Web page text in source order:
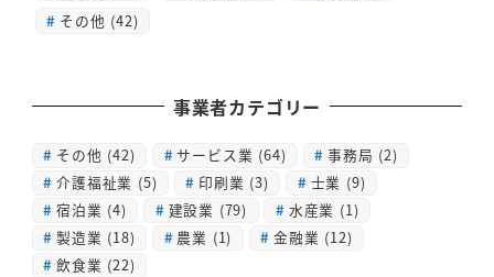
その他 (42)
事業者カテゴリー
その他 (42) サービス業 (64) 事務局 (2)
介護福祉業 (5) 印刷業 (3) 士業 (9)
宿泊業 (4) 建設業 (79) 水産業 (1)
製造業 (18) 農業 (1) 金融業 (12)
飲食業 (22)